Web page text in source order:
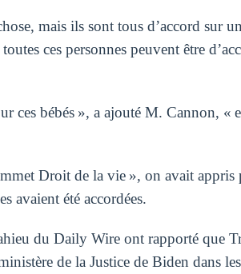
mais ils sont tous d’accord sur
ces personnes peuvent être
ces bébés », a ajouté M. Cannon,
Droit de la vie », on avait appris
avaient été accordées.
du Daily Wire ont rapporté que
de la Justice de Biden dans